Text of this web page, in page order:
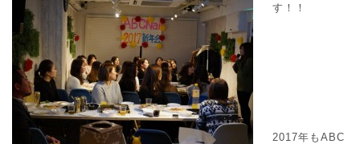
す！！
2017年もABC